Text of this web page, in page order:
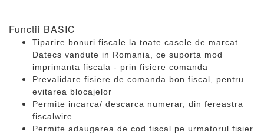
Functii BASIC
Tiparire bonuri fiscale la toate casele de marcat
Datecs vandute in Romania, ce suporta mod
imprimanta fiscala - prin fisiere comanda
Prevalidare fisiere de comanda bon fiscal, pentru
evitarea blocajelor
Permite incarca/ descarca numerar, din fereastra
fiscalwire
Permite adaugarea de cod fiscal pe urmatorul fisier